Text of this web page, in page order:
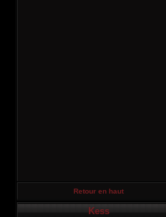
Retour en haut
Kess